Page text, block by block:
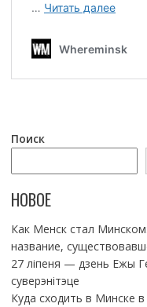
Поиск
НОВОЕ
Как Менск стал
название,
27 ліпеня — дзень Ежы
суверэнітэце
Куда сходить в Минске